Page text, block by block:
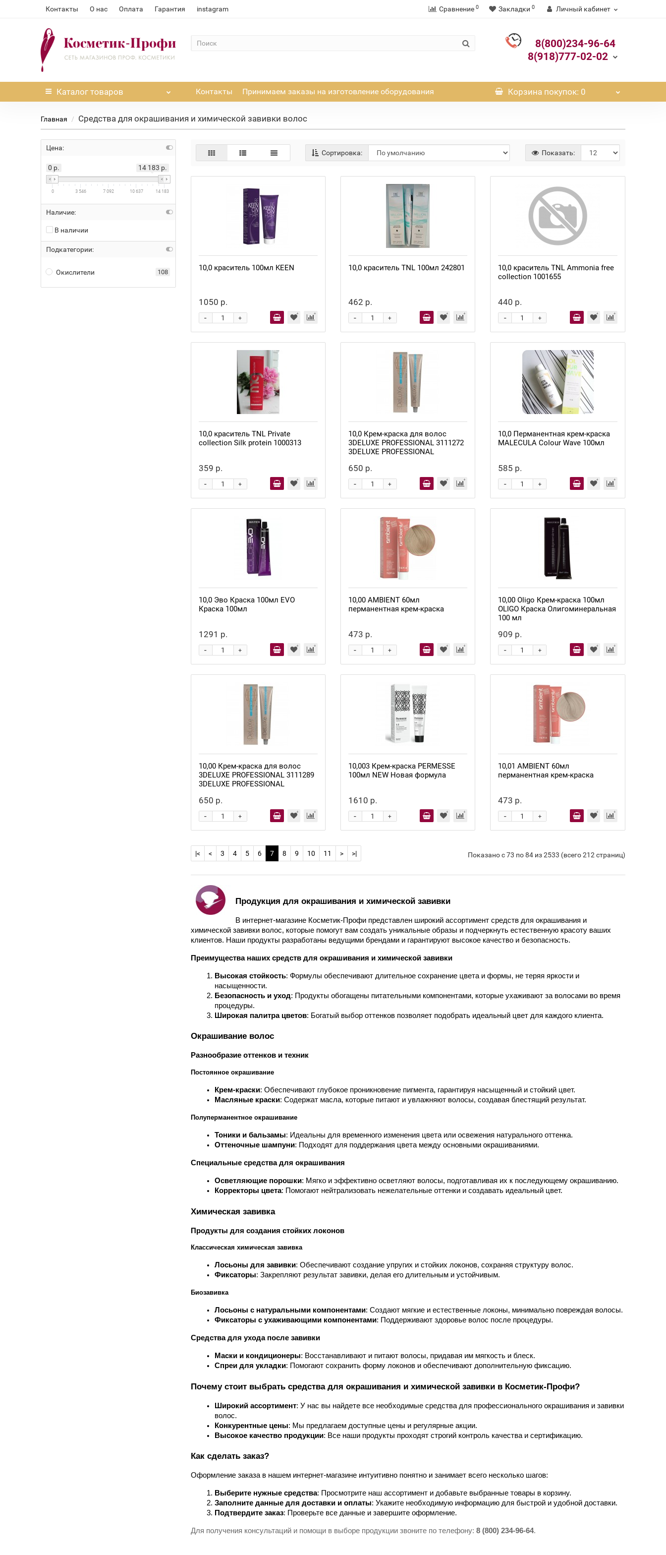
Контакты О нас Оплата Гарантия instagram Сравнение 0 Закладки 0 Личный кабинет
8(800)234-96-64
8(918)777-02-02
Каталог товаров Контакты Принимаем заказы на изготовление оборудования Корзина покупок: 0
Главная Средства для окрашивания и химической завивки волос
Цена:
0 р. 14 183 р.
0 3 546 7 092 10 637 14 183
Наличие:
В наличии
Подкатегории:
Окислители 108
Сортировка: Показать:
10,0 краситель 100мл KEEN
1050 р.
+
-
10,0 краситель TNL 100мл 242801
462 р.
+
-
10,0 краситель TNL Ammonia free
collection 1001655
440 р.
+
-
10,0 краситель TNL Private
collection Silk protein 1000313
359 р.
+
-
10,0 Крем-краска для волос
3DELUXE PROFESSIONAL 3111272
3DELUXE PROFESSIONAL
650 р.
+
-
10,0 Перманентная крем-краска
MALECULA Colour Wave 100мл
585 р.
+
-
10,0 Эво Краска 100мл EVO
Краска 100мл
1291 р.
+
-
10,00 AMBIENT 60мл
перманентная крем-краска
473 р.
+
-
10,00 Oligo Крем-краска 100мл
OLIGO Краска Олигоминеральная
100 мл
909 р.
+
-
10,00 Крем-краска для волос
3DELUXE PROFESSIONAL 3111289
3DELUXE PROFESSIONAL
650 р.
+
-
10,003 Крем-краска PERMESSE
100мл NEW Новая формула
1610 р.
+
-
10,01 AMBIENT 60мл
перманентная крем-краска
473 р.
+
-
|< < 3 4 5 6 7 8 9 10 11 > >| Показано с 73 по 84 из 2533 (всего 212 страниц)
Продукция для окрашивания и химической завивки
В интернет-магазине Косметик-Профи представлен широкий ассортимент средств для окрашивания и
химической завивки волос, которые помогут вам создать уникальные образы и подчеркнуть естественную красоту ваших
клиентов. Наши продукты разработаны ведущими брендами и гарантируют высокое качество и безопасность.
Преимущества наших средств для окрашивания и химической завивки
Высокая стойкость: Формулы обеспечивают длительное сохранение цвета и формы, не теряя яркости и
насыщенности.
Безопасность и уход: Продукты обогащены питательными компонентами, которые ухаживают за волосами во время
процедуры.
Широкая палитра цветов: Богатый выбор оттенков позволяет подобрать идеальный цвет для каждого клиента.
Окрашивание волос
Разнообразие оттенков и техник
Постоянное окрашивание
Крем-краски: Обеспечивают глубокое проникновение пигмента, гарантируя насыщенный и стойкий цвет.
Масляные краски: Содержат масла, которые питают и увлажняют волосы, создавая блестящий результат.
Полуперманентное окрашивание
Тоники и бальзамы: Идеальны для временного изменения цвета или освежения натурального оттенка.
Оттеночные шампуни: Подходят для поддержания цвета между основными окрашиваниями.
Специальные средства для окрашивания
Осветляющие порошки: Мягко и эффективно осветляют волосы, подготавливая их к последующему окрашиванию.
Корректоры цвета: Помогают нейтрализовать нежелательные оттенки и создавать идеальный цвет.
Химическая завивка
Продукты для создания стойких локонов
Классическая химическая завивка
Лосьоны для завивки: Обеспечивают создание упругих и стойких локонов, сохраняя структуру волос.
Фиксаторы: Закрепляют результат завивки, делая его длительным и устойчивым.
Биозавивка
Лосьоны с натуральными компонентами: Создают мягкие и естественные локоны, минимально повреждая волосы.
Фиксаторы с ухаживающими компонентами: Поддерживают здоровье волос после процедуры.
Средства для ухода после завивки
Маски и кондиционеры: Восстанавливают и питают волосы, придавая им мягкость и блеск.
Спреи для укладки: Помогают сохранить форму локонов и обеспечивают дополнительную фиксацию.
Почему стоит выбрать средства для окрашивания и химической завивки в Косметик-Профи?
Широкий ассортимент: У нас вы найдете все необходимые средства для профессионального окрашивания и завивки
волос.
Конкурентные цены: Мы предлагаем доступные цены и регулярные акции.
Высокое качество продукции: Все наши продукты проходят строгий контроль качества и сертификацию.
Как сделать заказ?
Оформление заказа в нашем интернет-магазине интуитивно понятно и занимает всего несколько шагов:
Выберите нужные средства: Просмотрите наш ассортимент и добавьте выбранные товары в корзину.
Заполните данные для доставки и оплаты: Укажите необходимую информацию для быстрой и удобной доставки.
Подтвердите заказ: Проверьте все данные и завершите оформление.
Для получения консультаций и помощи в выборе продукции звоните по телефону: 8 (800) 234-96-64.